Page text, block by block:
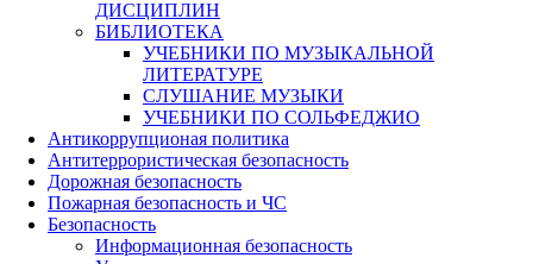
ДИСЦИПЛИН
БИБЛИОТЕКА
УЧЕБНИКИ ПО МУЗЫКАЛЬНОЙ
ЛИТЕРАТУРЕ
СЛУШАНИЕ МУЗЫКИ
УЧЕБНИКИ ПО СОЛЬФЕДЖИО
Антикоррупционая политика
Антитеррористическая безопасность
Дорожная безопасность
Пожарная безопасность и ЧС
Безопасность
Информационная безопасность